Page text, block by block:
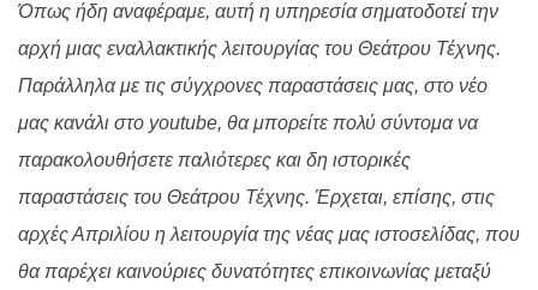
Όπως ήδη αναφέραμε, αυτή η υπηρεσία σηματοδοτεί την
αρχή μιας εναλλακτικής λειτουργίας του Θεάτρου Τέχνης.
Παράλληλα με τις σύγχρονες παραστάσεις μας, στο νέο
μας κανάλι στο youtube, θα μπορείτε πολύ σύντομα να
παρακολουθήσετε παλιότερες και δη ιστορικές
παραστάσεις του Θεάτρου Τέχνης. Έρχεται, επίσης, στις
αρχές Απριλίου η λειτουργία της νέας μας ιστοσελίδας, που
θα παρέχει καινούριες δυνατότητες επικοινωνίας μεταξύ